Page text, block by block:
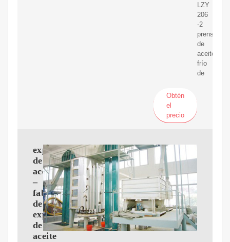
LZY
206
-2
prensa
de
aceite
frío
de
Obtén
el
precio
expulsores
de
aceite
–
fabricante
de
expulsores
de
aceite